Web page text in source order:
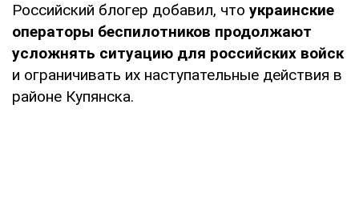
Российский блогер добавил, что украинские
операторы беспилотников продолжают
усложнять ситуацию для российских войск
и ограничивать их наступательные действия в
районе Купянска.